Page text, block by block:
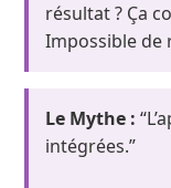
résultat ? Ça
Impossible de
Le Mythe :
intégrées.”